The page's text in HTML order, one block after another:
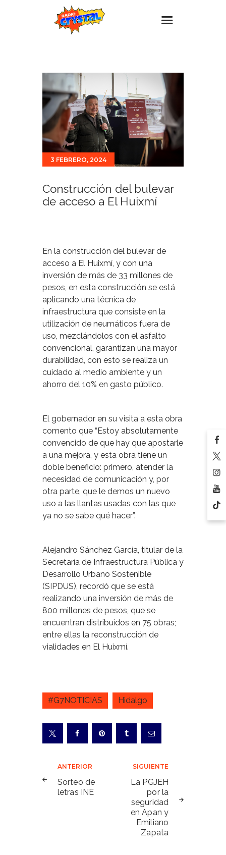
Estaciones
Eventos
Promociones
Noticias
Para ti
Contacto
3 FEBRERO, 2024
Construcción del bulevar
de acceso a El Huixmí
En la construcción del bulevar de
acceso a El Huixmí, y con una
inversión de más de 33 millones de
pesos, en esta construcción se está
aplicando una técnica de
infraestructura que consiste en la
utilización de neumáticos fuera de
uso, mezclándolos con el asfalto
convencional, garantizan una mayor
durabilidad, con esto se realiza un
cuidado al medio ambiente y un
ahorro del 10% en gasto público.
El gobernador en su visita a esta obra
comento que “Estoy absolutamente
convencido de que hay que apostarle
a una mejora, y esta obra tiene un
doble beneficio: primero, atender la
necesidad de comunicación y, por
otra parte, que le demos un nuevo
uso a las llantas usadas con las que
ya no se sabe qué hacer”.
Alejandro Sánchez García, titular de la
Secretaría de Infraestructura Pública y
Desarrollo Urbano Sostenible
(SIPDUS), recordó que se está
realizando una inversión de más de
800 millones de pesos, que se
encuentran distribuidos en 75 obras;
entre ellas la reconstrucción de
vialidades en El Huixmí.
#G7NOTICIAS Hidalgo
Navegación
de
entradas
ANTERIOR
Sorteo de
letras INE
SIGUIENTE
La PGJEH
por la
seguridad
en Apan y
Emiliano
Zapata